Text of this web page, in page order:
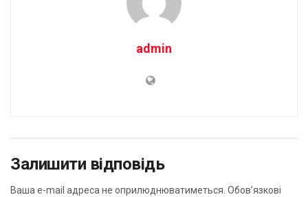
admin
Залишити відповідь
Ваша e-mail адреса не оприлюднюватиметься. Обов’язкові